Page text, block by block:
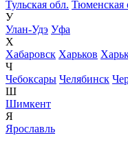
Тульская обл. Тюменская
У
Улан-Удэ Уфа
Х
Хабаровск Харьков
Ч
Чебоксары Челябинск
Ш
Шимкент
Я
Ярославль